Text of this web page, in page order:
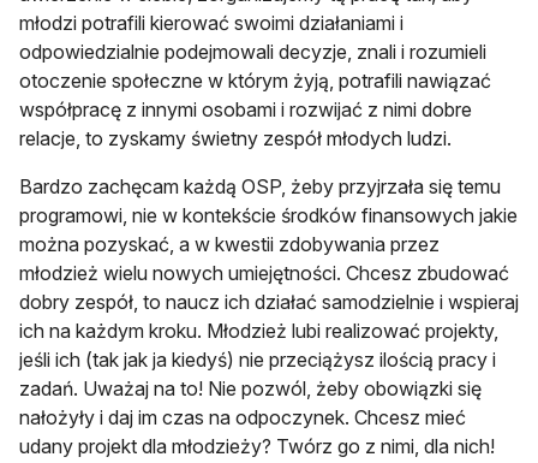
młodzi potrafili kierować swoimi działaniami i
odpowiedzialnie podejmowali decyzje, znali i rozumieli
otoczenie społeczne w którym żyją, potrafili nawiązać
współpracę z innymi osobami i rozwijać z nimi dobre
relacje, to zyskamy świetny zespół młodych ludzi.
Bardzo zachęcam każdą OSP, żeby przyjrzała się temu
programowi, nie w kontekście środków finansowych jakie
można pozyskać, a w kwestii zdobywania przez
młodzież wielu nowych umiejętności. Chcesz zbudować
dobry zespół, to naucz ich działać samodzielnie i wspieraj
ich na każdym kroku. Młodzież lubi realizować projekty,
jeśli ich (tak jak ja kiedyś) nie przeciążysz ilością pracy i
zadań. Uważaj na to! Nie pozwól, żeby obowiązki się
nałożyły i daj im czas na odpoczynek. Chcesz mieć
udany projekt dla młodzieży? Twórz go z nimi, dla nich!